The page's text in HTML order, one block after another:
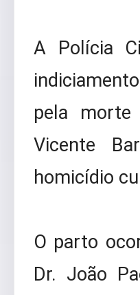
A Polícia
pela morte
Vicente
homicídio
O parto
Dr. João